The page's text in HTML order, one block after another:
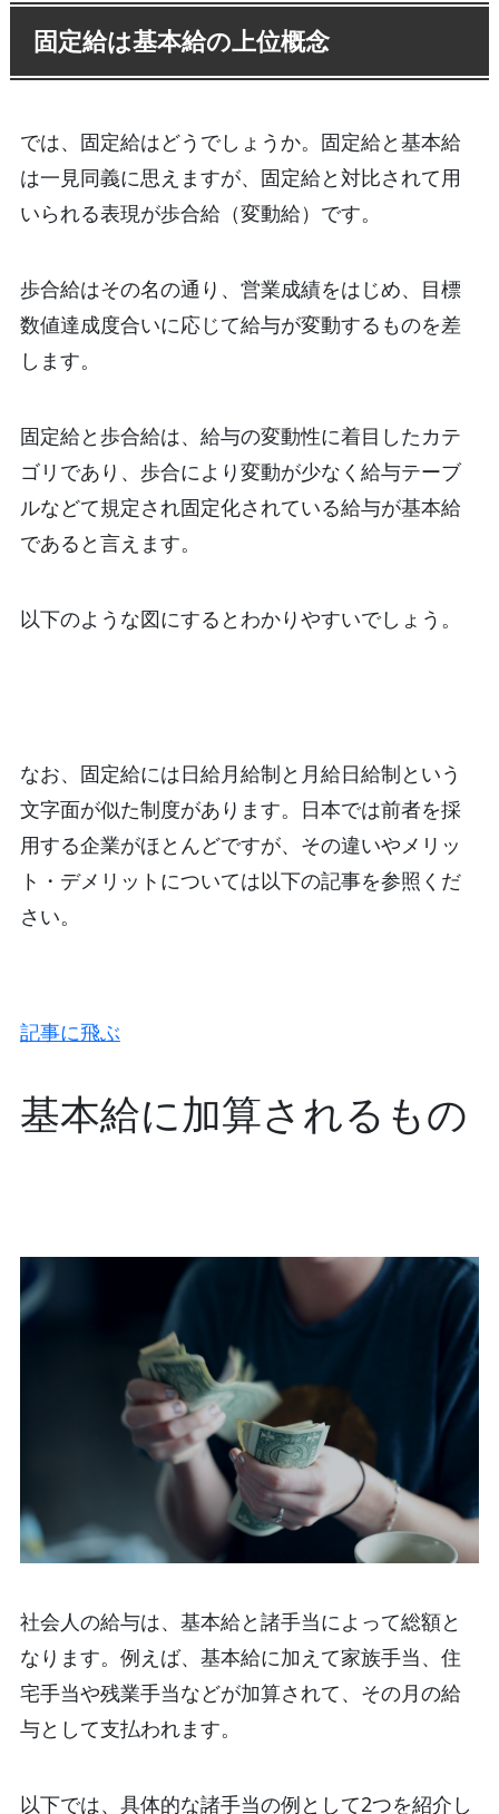
固定給は基本給の上位概念
では、固定給はどうでしょうか。固定給と基本給
は一見同義に思えますが、固定給と対比されて用
いられる表現が歩合給（変動給）です。
歩合給はその名の通り、営業成績をはじめ、目標
数値達成度合いに応じて給与が変動するものを差
します。
固定給と歩合給は、給与の変動性に着目したカテ
ゴリであり、歩合により変動が少なく給与テーブ
ルなどて規定され固定化されている給与が基本給
であると言えます。
以下のような図にするとわかりやすいでしょう。
なお、固定給には日給月給制と月給日給制という
文字面が似た制度があります。日本では前者を採
用する企業がほとんどですが、その違いやメリッ
ト・デメリットについては以下の記事を参照くだ
さい。
記事に飛ぶ
基本給に加算されるもの
社会人の給与は、基本給と諸手当によって総額と
なります。例えば、基本給に加えて家族手当、住
宅手当や残業手当などが加算されて、その月の給
与として支払われます。
以下では、具体的な諸手当の例として2つを紹介し